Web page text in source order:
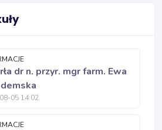
dr n. przyr. mgr farm. Ewa
05 14:02